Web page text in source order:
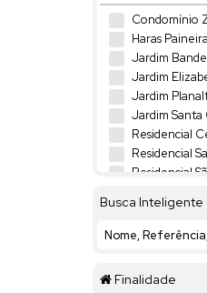
Condomínio
Haras
Jardim
Jardim
Jardim
Jardim Santa
Residencial
Residencial
Residencial
Terras de
VILLAGE
Busca Inteligente
Finalidade